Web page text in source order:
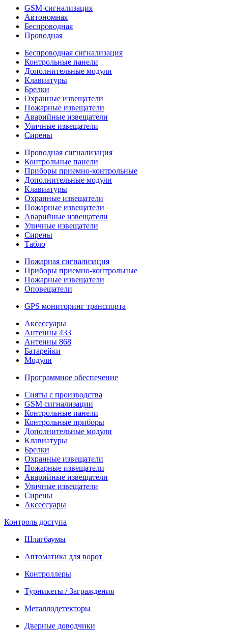
GSM-сигнализация
Автономная
Беспроводная
Проводная
Беспроводная сигнализация
Контрольные панели
Дополнительные модули
Клавиатуры
Брелки
Охранные извещатели
Пожарные извещатели
Аварийные извещатели
Уличные извещатели
Сирены
Проводная сигнализация
Контрольные панели
Приборы приемно-контрольные
Дополнительные модули
Клавиатуры
Охранные извещатели
Пожарные извещатели
Аварийные извещатели
Уличные извещатели
Сирены
Табло
Пожарная сигнализация
Приборы приемно-контрольные
Пожарные извещатели
Оповещатели
GPS мониторинг транспорта
Аксессуары
Антенны 433
Антенны 868
Батарейки
Модули
Программное обеспечение
Сняты с производства
GSM сигнализации
Контрольные панели
Контрольные приборы
Дополнительные модули
Клавиатуры
Брелки
Охранные извещатели
Пожарные извещатели
Аварийные извещатели
Уличные извещатели
Сирены
Аксессуары
Контроль доступа
Шлагбаумы
Автоматика для ворот
Контроллеры
Турникеты / Заграждения
Металлодетекторы
Дверные доводчики